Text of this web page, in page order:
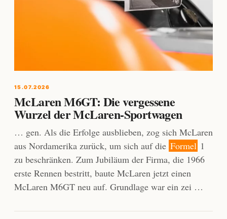
15.07.2026
McLaren M6GT: Die vergessene
Wurzel der McLaren-Sportwagen
… gen. Als die Erfolge ausblieben, zog sich McLaren
aus Nordamerika zurück, um sich auf die Formel 1
zu beschränken. Zum Jubiläum der Firma, die 1966
erste Rennen bestritt, baute McLaren jetzt einen
McLaren M6GT neu auf. Grundlage war ein zei …